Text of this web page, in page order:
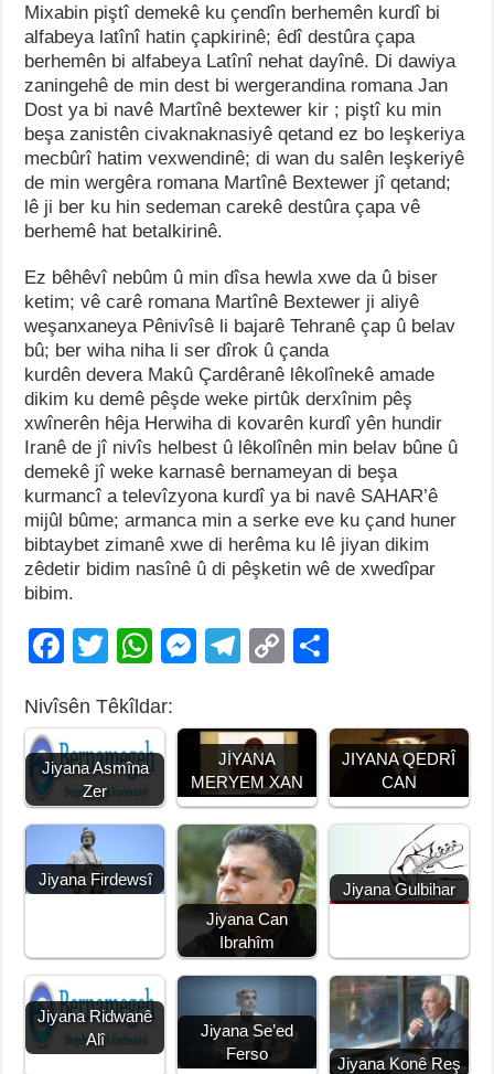
Mixabin piştî demekê ku çendîn berhemên kurdî bi
alfabeya latînî hatin çapkirinê; êdî destûra çapa
berhemên bi alfabeya Latînî nehat dayînê. Di dawiya
zaningehê de min dest bi wergerandina romana Jan
Dost ya bi navê Martînê bextewer kir ; piştî ku min
beşa zanistên civaknaknasiyê qetand ez bo leşkeriya
mecbûrî hatim vexwendinê; di wan du salên leşkeriyê
de min wergêra romana Martînê Bextewer jî qetand;
lê ji ber ku hin sedeman carekê destûra çapa vê
berhemê hat betalkirinê.
Ez bêhêvî nebûm û min dîsa hewla xwe da û biser
ketim; vê carê romana Martînê Bextewer ji aliyê
weşanxaneya Pênivîsê li bajarê Tehranê çap û belav
bû; ber wiha niha li ser dîrok û çanda
kurdên devera Makû Çardêranê lêkolînekê amade
dikim ku demê pêşde weke pirtûk derxînim pêş
xwînerên hêja Herwiha di kovarên kurdî yên hundir
Iranê de jî nivîs helbest û lêkolînên min belav bûne û
demekê jî weke karnasê bernameyan di beşa
kurmancî a televîzyona kurdî ya bi navê SAHAR’ê
mijûl bûme; armanca min a serke eve ku çand huner
bibtaybet zimanê xwe di herêma ku lê jiyan dikim
zêdetir bidim nasînê û di pêşketin wê de xwedîpar
bibim.
F
c
e
b
o
o
k
T
tt
er
W
at
s
p
p
M
e
n
g
er
T
gr
a
m
C
y
Li
n
k
e
Nivîsên Têkîldar:
Jiyana Asmîna
Zer
JİYANA
MERYEM XAN
JIYANA QEDRÎ
CAN
Jiyana Firdewsî
Jiyana Can
Ibrahîm
Jiyana Gulbihar
Jiyana Ridwanê
Alî
Jiyana Se’ed
Ferso
Jiyana Konê Reş